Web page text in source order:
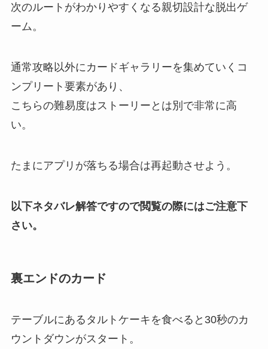
次のルートがわかりやすくなる親切設計な脱出ゲ
ーム。
通常攻略以外にカードギャラリーを集めていくコ
ンプリート要素があり、
こちらの難易度はストーリーとは別で非常に高
い。
たまにアプリが落ちる場合は再起動させよう。
以下ネタバレ解答ですので閲覧の際にはご注意下
さい。
裏エンドのカード
テーブルにあるタルトケーキを食べると30秒のカ
ウントダウンがスタート。